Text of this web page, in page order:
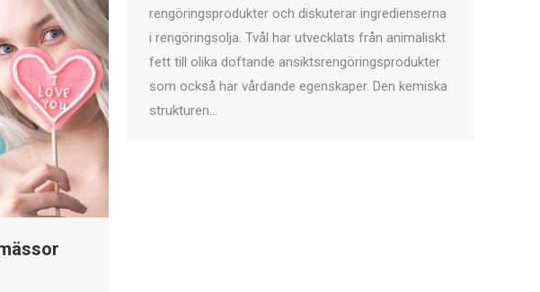
rengöringsprodukter och diskuterar ingredienserna
i rengöringsolja. Tvål har utvecklats från animaliskt
fett till olika doftande ansiktsrengöringsprodukter
som också har vårdande egenskaper. Den kemiska
strukturen...